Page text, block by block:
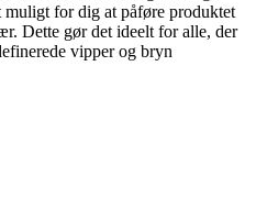
for dig at påføre produktet
Dette gør det ideelt for alle, der
vipper og bryn